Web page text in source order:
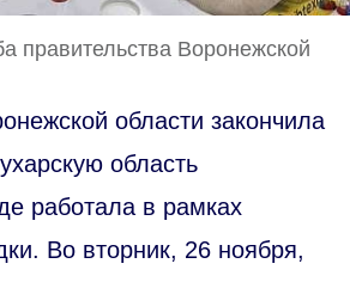
правительства Воронежской
области закончила
область
работала в рамках
Во вторник, 26 ноября,